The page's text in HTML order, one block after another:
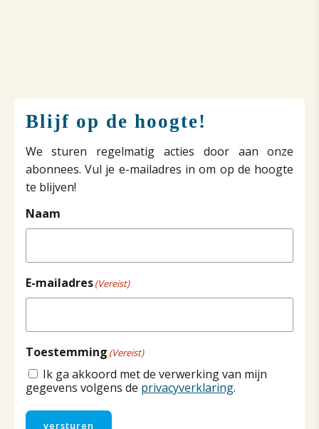
Blijf op de hoogte!
We sturen regelmatig acties door aan onze
abonnees. Vul je e-mailadres in om op de hoogte
te blijven!
Naam
E-mailadres(Vereist)
Toestemming (Vereist)
Ik ga akkoord met de verwerking van mijn
gegevens volgens de privacyverklaring.
versturen